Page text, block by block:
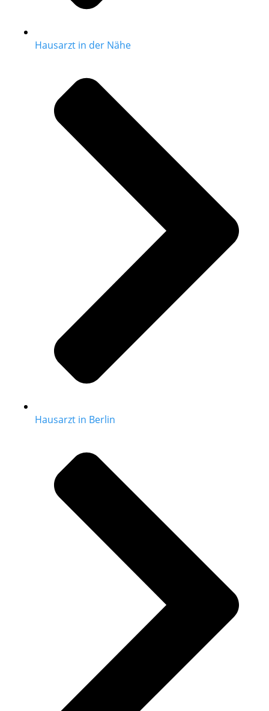
Hausarzt in der Nähe
Hausarzt in Berlin